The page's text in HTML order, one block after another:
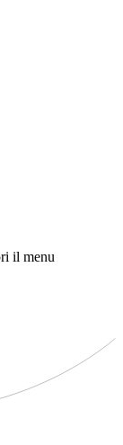
il menu